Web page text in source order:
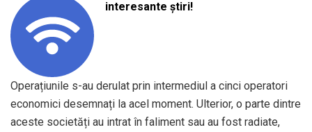
interesante știri!
Operațiunile s-au derulat prin intermediul a cinci operatori
economici desemnați la acel moment. Ulterior, o parte dintre
aceste societăți au intrat în faliment sau au fost radiate,